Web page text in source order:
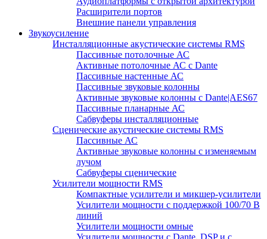
Расширители портов
Внешние панели управления
Звукоусиление
Инсталляционные акустические системы RMS
Пассивные потолочные АС
Активные потолочные АС с Dante
Пассивные настенные АС
Пассивные звуковые колонны
Активные звуковые колонны с Dante|AES67
Пассивные планарные АС
Сабвуферы инсталляционные
Сценические акустические системы RMS
Пассивные АС
Активные звуковые колонны с изменяемым
лучом
Сабвуферы сценические
Усилители мощности RMS
Компактные усилители и микшер-усилители
Усилители мощности с поддержкой 100/70 В
линий
Усилители мощности омные
Усилители мощности с Dante, DSP и с